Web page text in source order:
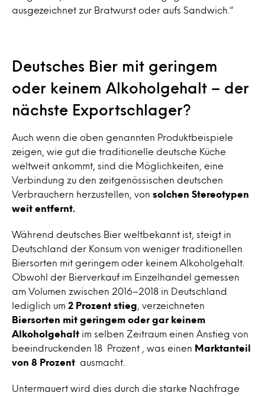
ausgezeichnet zur Bratwurst oder aufs Sandwich.“
Deutsches Bier mit geringem
oder keinem Alkoholgehalt – der
nächste Exportschlager?
Auch wenn die oben genannten Produktbeispiele
zeigen, wie gut die traditionelle deutsche Küche
weltweit ankommt, sind die Möglichkeiten, eine
Verbindung zu den zeitgenössischen deutschen
Verbrauchern herzustellen, von solchen Stereotypen
weit entfernt.
Während deutsches Bier weltbekannt ist, steigt in
Deutschland der Konsum von weniger traditionellen
Biersorten mit geringem oder keinem Alkoholgehalt.
Obwohl der Bierverkauf im Einzelhandel gemessen
am Volumen zwischen 2016–2018 in Deutschland
lediglich um 2 Prozent stieg , verzeichneten
Biersorten mit geringem oder gar keinem
Alkoholgehalt im selben Zeitraum einen Anstieg von
beeindruckenden 18 Prozent , was einen
Marktanteil
von 8 Prozent ausmacht.
Untermauert wird dies durch die starke Nachfrage